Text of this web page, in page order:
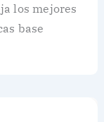
los mejores
base